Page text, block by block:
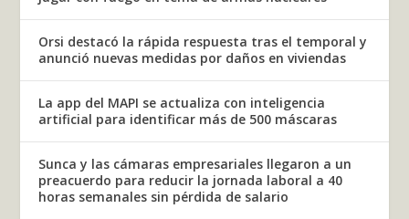
Orsi destacó la rápida respuesta tras el temporal y
anunció nuevas medidas por daños en viviendas
La app del MAPI se actualiza con inteligencia
artificial para identificar más de 500 máscaras
Sunca y las cámaras empresariales llegaron a un
preacuerdo para reducir la jornada laboral a 40
horas semanales sin pérdida de salario